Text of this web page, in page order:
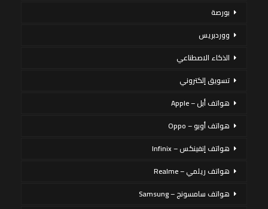
بورصة
ووردبريس
الذكاء الاصطناعي
تسويق إلكتروني
هواتف أبل – Apple
هواتف أوبو – Oppo
هواتف إنفينكس – Infinix
هواتف ريلمي – Realme
هواتف سامسونج – Samsung